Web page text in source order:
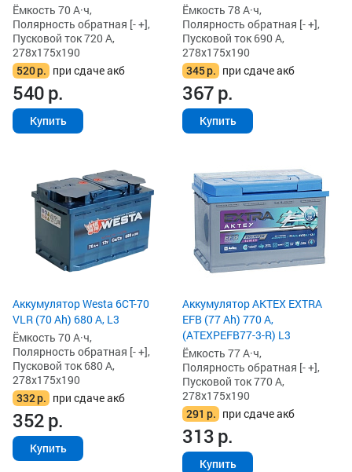
Ёмкость 70 А·ч,
Полярность обратная [- +],
Пусковой ток 720 А,
278x175x190
520р. при сдаче акб
540р.
Купить
Ёмкость 78 А·ч,
Полярность обратная [- +],
Пусковой ток 690 А,
278x175x190
345р. при сдаче акб
367р.
Купить
Аккумулятор Westa 6СТ-70
VLR (70 Ah) 680 А, L3
Ёмкость 70 А·ч,
Полярность обратная [- +],
Пусковой ток 680 А,
278x175x190
332р. при сдаче акб
352р.
Купить
Аккумулятор AKTEX EXTRA
EFB (77 Ah) 770 А,
(ATEXPEFB77-3-R) L3
Ёмкость 77 А·ч,
Полярность обратная [- +],
Пусковой ток 770 А,
278x175x190
291 р. при сдаче акб
313р.
Купить